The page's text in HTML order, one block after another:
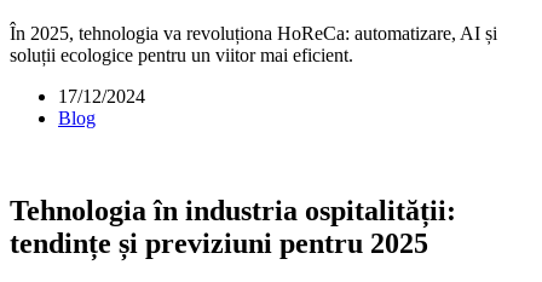
În 2025, tehnologia va revoluționa HoReCa: automatizare, AI și
soluții ecologice pentru un viitor mai eficient.
17/12/2024
Blog
Tehnologia în industria ospitalității:
tendințe și previziuni pentru 2025